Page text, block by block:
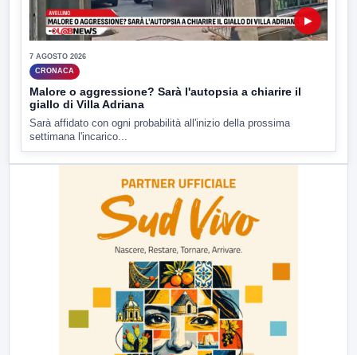
▶
7 AGOSTO 2026
CRONACA
Malore o aggressione? Sarà l'autopsia a chiarire il
giallo di Villa Adriana
Sarà affidato con ogni probabilità all'inizio della prossima
settimana l'incarico...